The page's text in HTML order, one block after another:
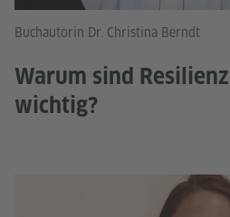
Buchautorin Dr. Christina Berndt
Warum sind
wichtig?